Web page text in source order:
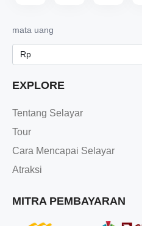
mata uang
EXPLORE
Tentang Selayar
Tour
Cara Mencapai Selayar
Atraksi
MITRA PEMBAYARAN